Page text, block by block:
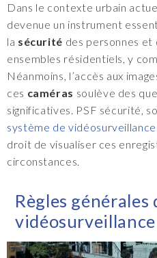
Dans le contexte urbain
devenue un instrument
la sécurité des personnes et
ensembles résidentiels, y
Néanmoins, l’accès aux
ces caméras soulève des
significatives. PSF sécurité,
système de
droit de visualiser ces
circonstances.
Règles générales